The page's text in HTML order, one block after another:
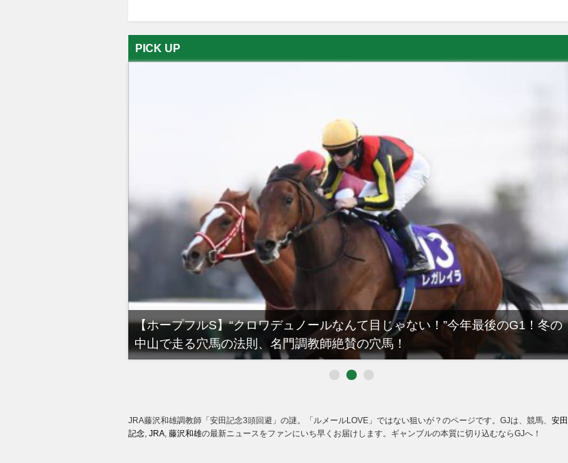
PICK UP
【ホープフルS】“クロワデュノールなんて目じゃない！”今年最後のG1！冬の
中山で走る穴馬の法則、名門調教師絶賛の穴馬！
JRA藤沢和雄調教師「安田記念3頭回避」の謎。「ルメールLOVE」ではない狙いが？のページです。GJは、競馬、 安田
記念, JRA, 藤沢和雄の最新ニュースをファンにいち早くお届けします。ギャンブルの本質に切り込むならGJへ！